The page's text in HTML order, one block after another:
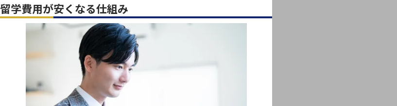
留学費用が安くなる仕組み